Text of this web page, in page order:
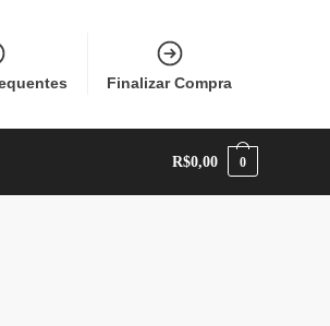
Finalizar Compra
R$0,00 0